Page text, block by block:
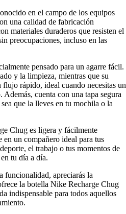
en el campo de los equipos
una calidad de fabricación
materiales duraderos que resisten el
preocupaciones, incluso en las
pensado para un agarre fácil.
y la limpieza, mientras que su
rápido, ideal cuando necesitas un
cuenta con una tapa segura
que la lleves en tu mochila o la
Chug es ligera y fácilmente
un compañero ideal para tus
el trabajo o tus momentos de
tu día a día.
funcionalidad, apreciarás la
la botella Nike Recharge Chug
indispensable para todos aquellos